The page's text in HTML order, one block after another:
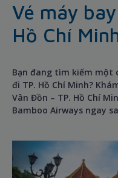
Vé máy
Hồ Chí
Bạn đang tìm kiếm một
đi TP. Hồ Chí Minh?
Vân Đồn – TP. Hồ Chí
Bamboo Airways ngay